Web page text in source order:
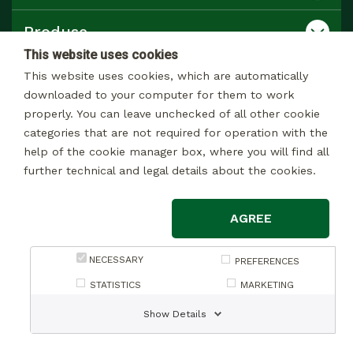
This website uses cookies
This website uses cookies, which are automatically
downloaded to your computer for them to work
properly. You can leave unchecked of all other cookie
categories that are not required for operation with the
help of the cookie manager box, where you will find all
further technical and legal details about the cookies.
AGREE
NECESSARY PREFERENCES
STATISTICS MARKETING
Show Details
Produse
Catalog
Contact
© 2026 Toate drepturile rezervate
Mențiuni legale
Politica de confidențialitate privind prelucrarea datelor în scopuri
prin intermediul site-ului web, în cadrul formularului de contact